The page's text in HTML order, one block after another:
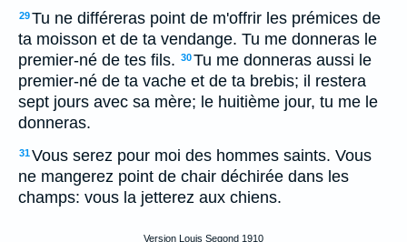
29Tu ne différeras point de m'offrir les prémices de
ta moisson et de ta vendange. Tu me donneras le
premier-né de tes fils. 30Tu me donneras aussi le
premier-né de ta vache et de ta brebis; il restera
sept jours avec sa mère; le huitième jour, tu me le
donneras.
31Vous serez pour moi des hommes saints. Vous
ne mangerez point de chair déchirée dans les
champs: vous la jetterez aux chiens.
Version Louis Segond 1910